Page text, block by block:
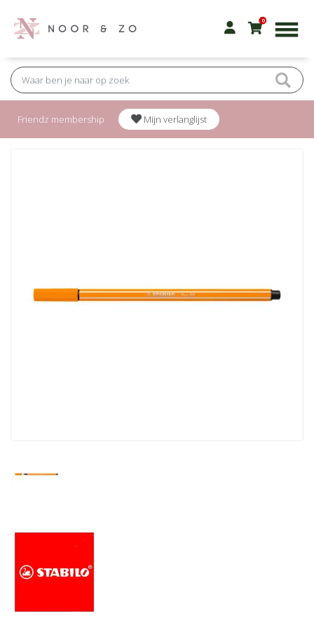
0
Friendz membership Mijn verlanglijst